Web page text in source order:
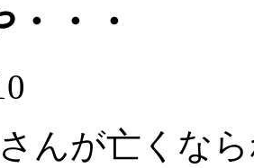
・・
んが亡くな